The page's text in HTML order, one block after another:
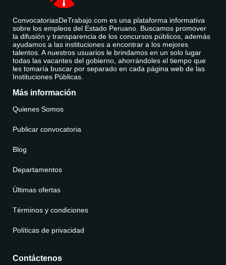
ConvocatoriasDeTrabajo.com es una plataforma informativa
sobre los empleos del Estado Peruano. Buscamos promover
la difusión y transparencia de los concursos públicos, además
ayudamos a las instituciones a encontrar a los mejores
talentos. A nuestros usuarios le brindamos en un solo lugar
todas las vacantes del gobierno, ahorrándoles el tiempo que
les tomaría buscar por separado en cada página web de las
Instituciones Públicas.
Más información
Quienes Somos
Publicar convocatoria
Blog
Departamentos
Últimas ofertas
Términos y condiciones
Políticas de privacidad
Contáctenos